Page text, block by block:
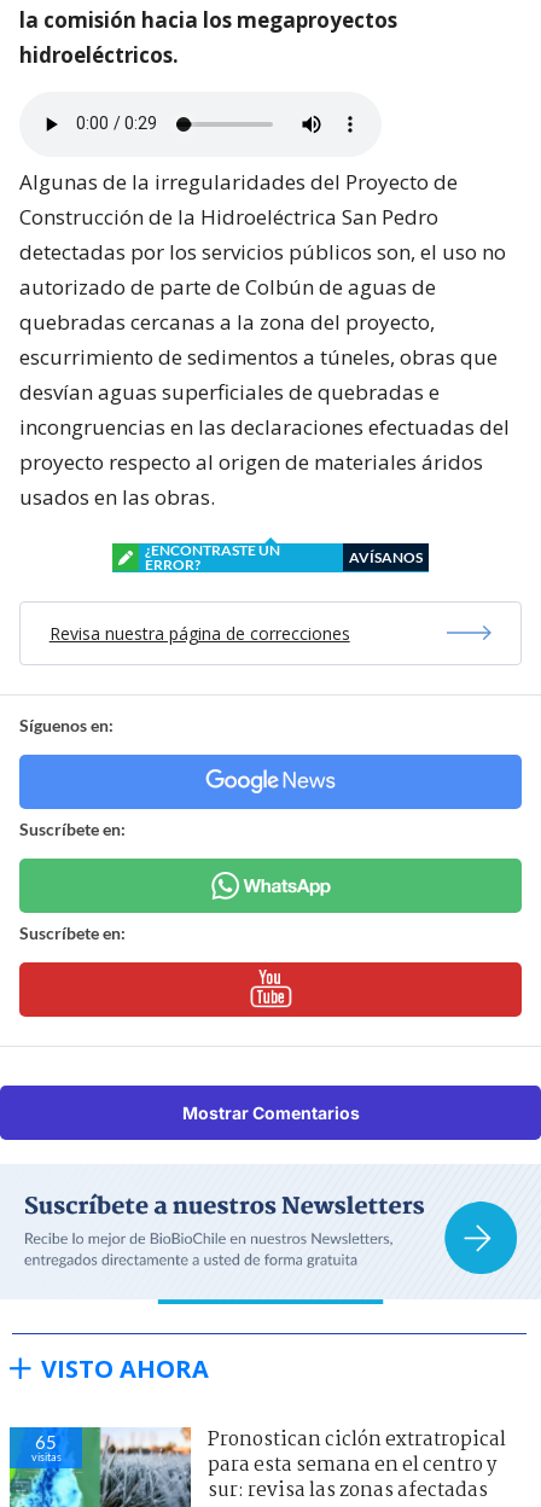
la comisión hacia los megaproyectos
hidroeléctricos.
Algunas de la irregularidades del Proyecto de
Construcción de la Hidroeléctrica San Pedro
detectadas por los servicios públicos son, el uso no
autorizado de parte de Colbún de aguas de
quebradas cercanas a la zona del proyecto,
escurrimiento de sedimentos a túneles, obras que
desvían aguas superficiales de quebradas e
incongruencias en las declaraciones efectuadas del
proyecto respecto al origen de materiales áridos
usados en las obras.
¿ENCONTRASTE UN
ERROR?
AVÍSANOS
Revisa nuestra página de correcciones
Síguenos en:
Suscríbete en:
Suscríbete en:
Mostrar Comentarios
VISTO AHORA
65
visitas
Pronostican ciclón extratropical
para esta semana en el centro y
sur: revisa las zonas afectadas